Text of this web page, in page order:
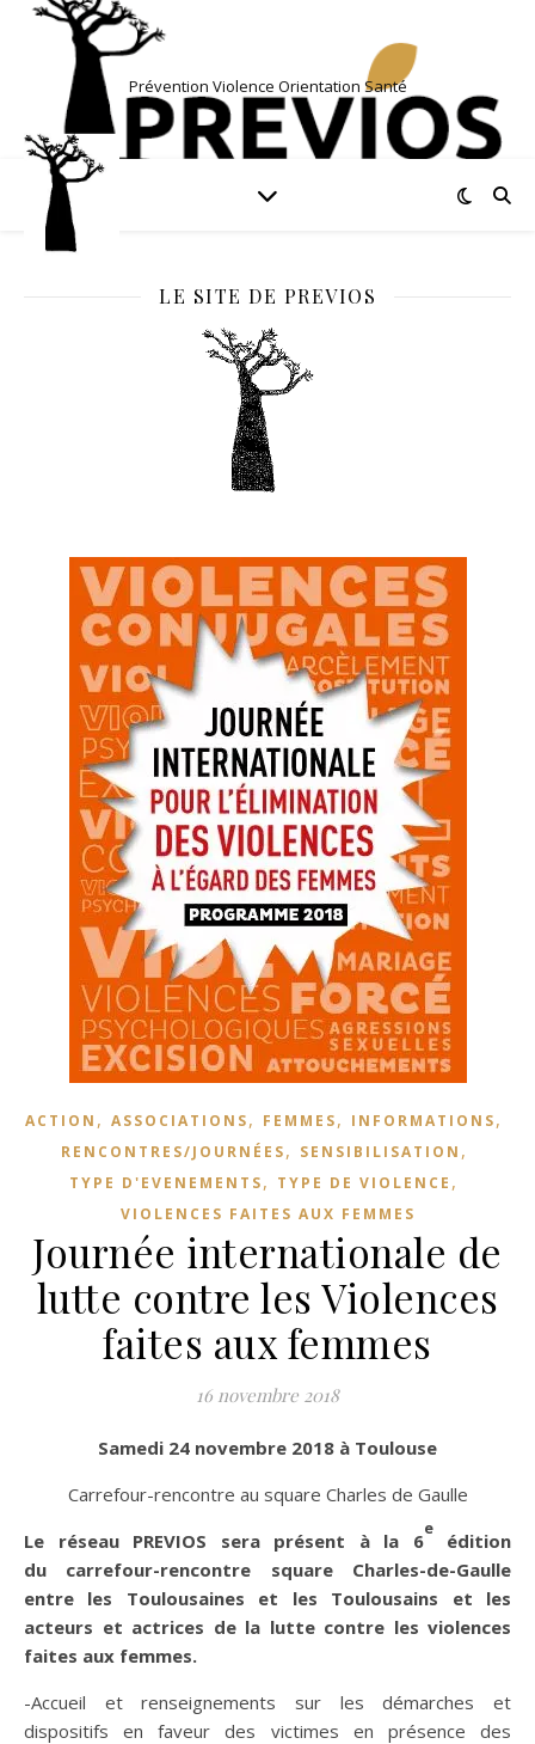
Prévention Violence Orientation Santé
LE SITE DE PREVIOS
ACTION , ASSOCIATIONS, FEMMES, INFORMATIONS,
RENCONTRES/JOURNÉES, SENSIBILISATION ,
TYPE D'EVENEMENTS, TYPE DE VIOLENCE ,
VIOLENCES FAITES AUX FEMMES
Journée internationale de
lutte contre les Violences
faites aux femmes
16 novembre 2018
Samedi 24 novembre 2018 à Toulouse
Carrefour-rencontre au square Charles de Gaulle
Le réseau PREVIOS sera présent à la 6
e
édition
du carrefour-rencontre square Charles-de-Gaulle
entre les Toulousaines et les Toulousains et les
acteurs et actrices de la lutte contre les violences
faites aux femmes.
-Accueil et renseignements sur les démarches et
dispositifs en faveur des victimes en présence des